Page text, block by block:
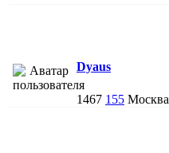
Dyaus
1467 155 Москва